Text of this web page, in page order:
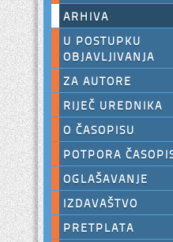
ARHIVA
U POSTUPKU
OBJAVLJIVANJA
ZA AUTORE
RIJEČ UREDNIKA
O ČASOPISU
POTPORA
OGLAŠAVANJE
IZDAVAŠTVO
PRETPLATA